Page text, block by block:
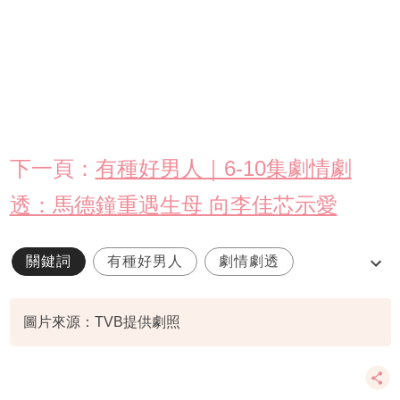
下一頁： 有種好男人｜6-10集劇情劇
透：馬德鐘重遇生母 向李佳芯示愛
關鍵詞 有種好男人 劇情劇透
圖片來源：TVB提供劇照